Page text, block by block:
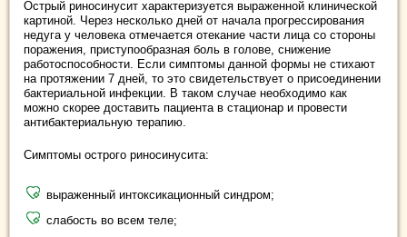
Острый риносинусит характеризуется выраженной клинической
картиной. Через несколько дней от начала прогрессирования
недуга у человека отмечается отекание части лица со стороны
поражения, приступообразная боль в голове, снижение
работоспособности. Если симптомы данной формы не стихают
на протяжении 7 дней, то это свидетельствует о присоединении
бактериальной инфекции. В таком случае необходимо как
можно скорее доставить пациента в стационар и провести
антибактериальную терапию.
Симптомы острого риносинусита:
выраженный интоксикационный синдром;
слабость во всем теле;